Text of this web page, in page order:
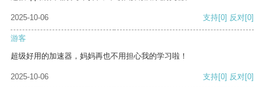
2025-10-06 支持[0] 反对[0]
游客
超级好用的加速器，妈妈再也不用担心我的学习啦！
2025-10-06 支持[0] 反对[0]